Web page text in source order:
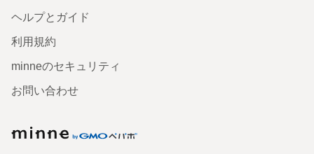
ヘルプとガイド
利用規約
minneのセキュリティ
お問い合わせ